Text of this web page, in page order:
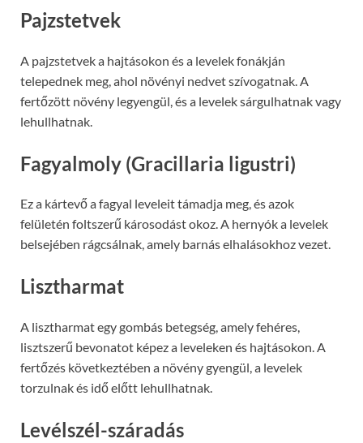
Pajzstetvek
A pajzstetvek a hajtásokon és a levelek fonákján
telepednek meg, ahol növényi nedvet szívogatnak. A
fertőzött növény legyengül, és a levelek sárgulhatnak vagy
lehullhatnak.
Fagyalmoly (Gracillaria ligustri)
Ez a kártevő a fagyal leveleit támadja meg, és azok
felületén foltszerű károsodást okoz. A hernyók a levelek
belsejében rágcsálnak, amely barnás elhalásokhoz vezet.
Lisztharmat
A lisztharmat egy gombás betegség, amely fehéres,
lisztszerű bevonatot képez a leveleken és hajtásokon. A
fertőzés következtében a növény gyengül, a levelek
torzulnak és idő előtt lehullhatnak.
Levélszél-száradás